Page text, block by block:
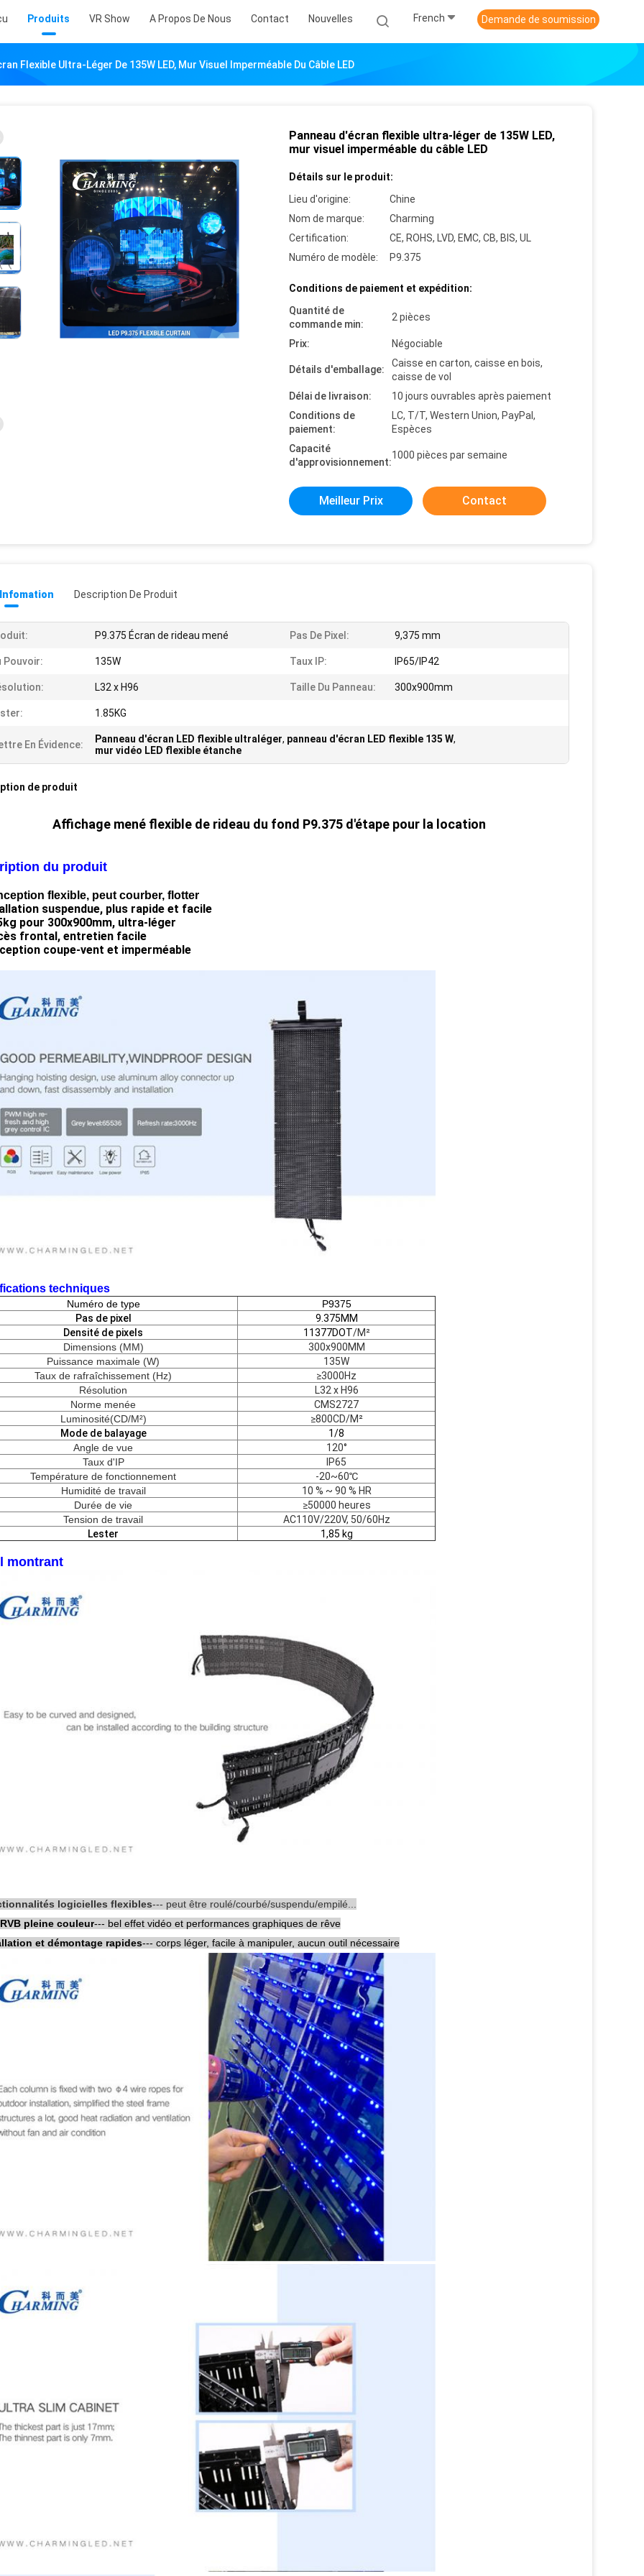
Produits VR Show A Propos De Nous Contact Nouvelles French Demande de soumission
Flexible Ultra-Léger De 135W LED, Mur Visuel Imperméable Du Câble LED
Panneau d'écran flexible ultra-léger de 135W LED,
mur visuel imperméable du câble LED
Détails sur le produit:
Lieu d'origine:
Chine
Nom de marque:
Charming
Certification:
CE, ROHS, LVD, EMC, CB, BIS, UL
Numéro de modèle:
P9.375
Conditions de paiement et expédition:
Quantité de
commande min:
2 pièces
Prix: Négociable
Détails d'emballage:
Caisse en carton, caisse en bois,
caisse de vol
Délai de livraison:
10 jours ouvrables après paiement
Conditions de
paiement:
LC, T/T, Western Union, PayPal,
Espèces
Capacité
d'approvisionnement:
1000 pièces par semaine
Meilleur Prix Contact
Description De Produit
P9.375 Écran de rideau mené Pas De Pixel: 9,375 mm
Pouvoir: 135W Taux IP: IP65/IP42
L32 x H96 Taille Du Panneau: 300x900mm
1.85KG
En Évidence: Panneau d'écran LED flexible ultraléger, panneau d'écran LED flexible 135 W,
mur vidéo LED flexible étanche
de produit
Affichage mené flexible de rideau du fond P9.375 d'étape pour la location
du produit
flexible, peut courber, flotter
suspendue, plus rapide et facile
pour 300x900mm, ultra-léger
frontal, entretien facile
coupe-vent et imperméable
techniques
Numéro de type
P9375
Pas de pixel
9.375MM
Densité de pixels
11377DOT/M²
Dimensions (MM)
300x900MM
Puissance maximale (W)
135W
Taux de rafraîchissement (Hz)
≥3000Hz
Résolution
L32 x H96
Norme menée
CMS2727
Luminosité(CD/M²)
≥800CD/M²
Mode de balayage
1/8
Angle de vue
120°
Taux d'IP
IP65
Température de fonctionnement
-20~60℃
Humidité de travail
10 % ~ 90 % HR
Durée de vie
≥50000 heures
Tension de travail
AC110V/220V, 50/60Hz
Lester
1,85 kg
montrant
logicielles flexibles--- peut être roulé/courbé/suspendu/empilé...
pleine couleur--- bel effet vidéo et performances graphiques de rêve
et démontage rapides--- corps léger, facile à manipuler, aucun outil nécessaire